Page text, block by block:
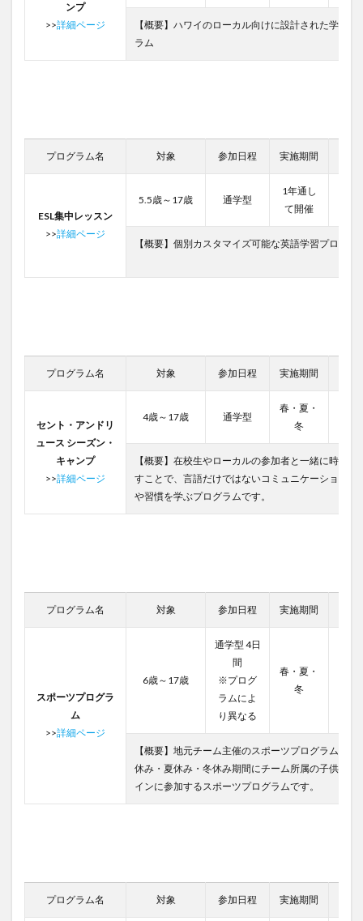
ンプ
>>詳細ページ
【概要】ハワイのローカル向けに設計された学童プ
ラム
プログラム名 対象 参加日程 実施期間
ESL集中レッスン
>>詳細ページ
5.5歳～17歳 通学型
1年通し
て開催
【概要】個別カスタマイズ可能な英語学習プログラ
プログラム名 対象 参加日程 実施期間
セント・アンドリ
ュース シーズン・
キャンプ
>>詳細ページ
4歳～17歳 通学型
春・夏・
冬
【概要】在校生やローカルの参加者と一緒に時間を
すことで、言語だけではないコミュニケーションの
や習慣を学ぶプログラムです。
プログラム名 対象 参加日程 実施期間
スポーツプログラ
ム
>>詳細ページ
6歳～17歳
通学型 4日
間
※プログ
ラムによ
り異なる
春・夏・
冬
【概要】地元チーム主催のスポーツプログラムです
休み・夏休み・冬休み期間にチーム所属の子供たち
インに参加するスポーツプログラムです。
プログラム名 対象 参加日程 実施期間